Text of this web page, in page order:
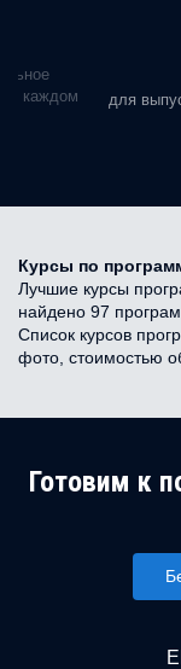
в каждом
для
Курсы по
Лучшие курсы
найдено 97
Список курсов
фото, стоимостью
Готовим к